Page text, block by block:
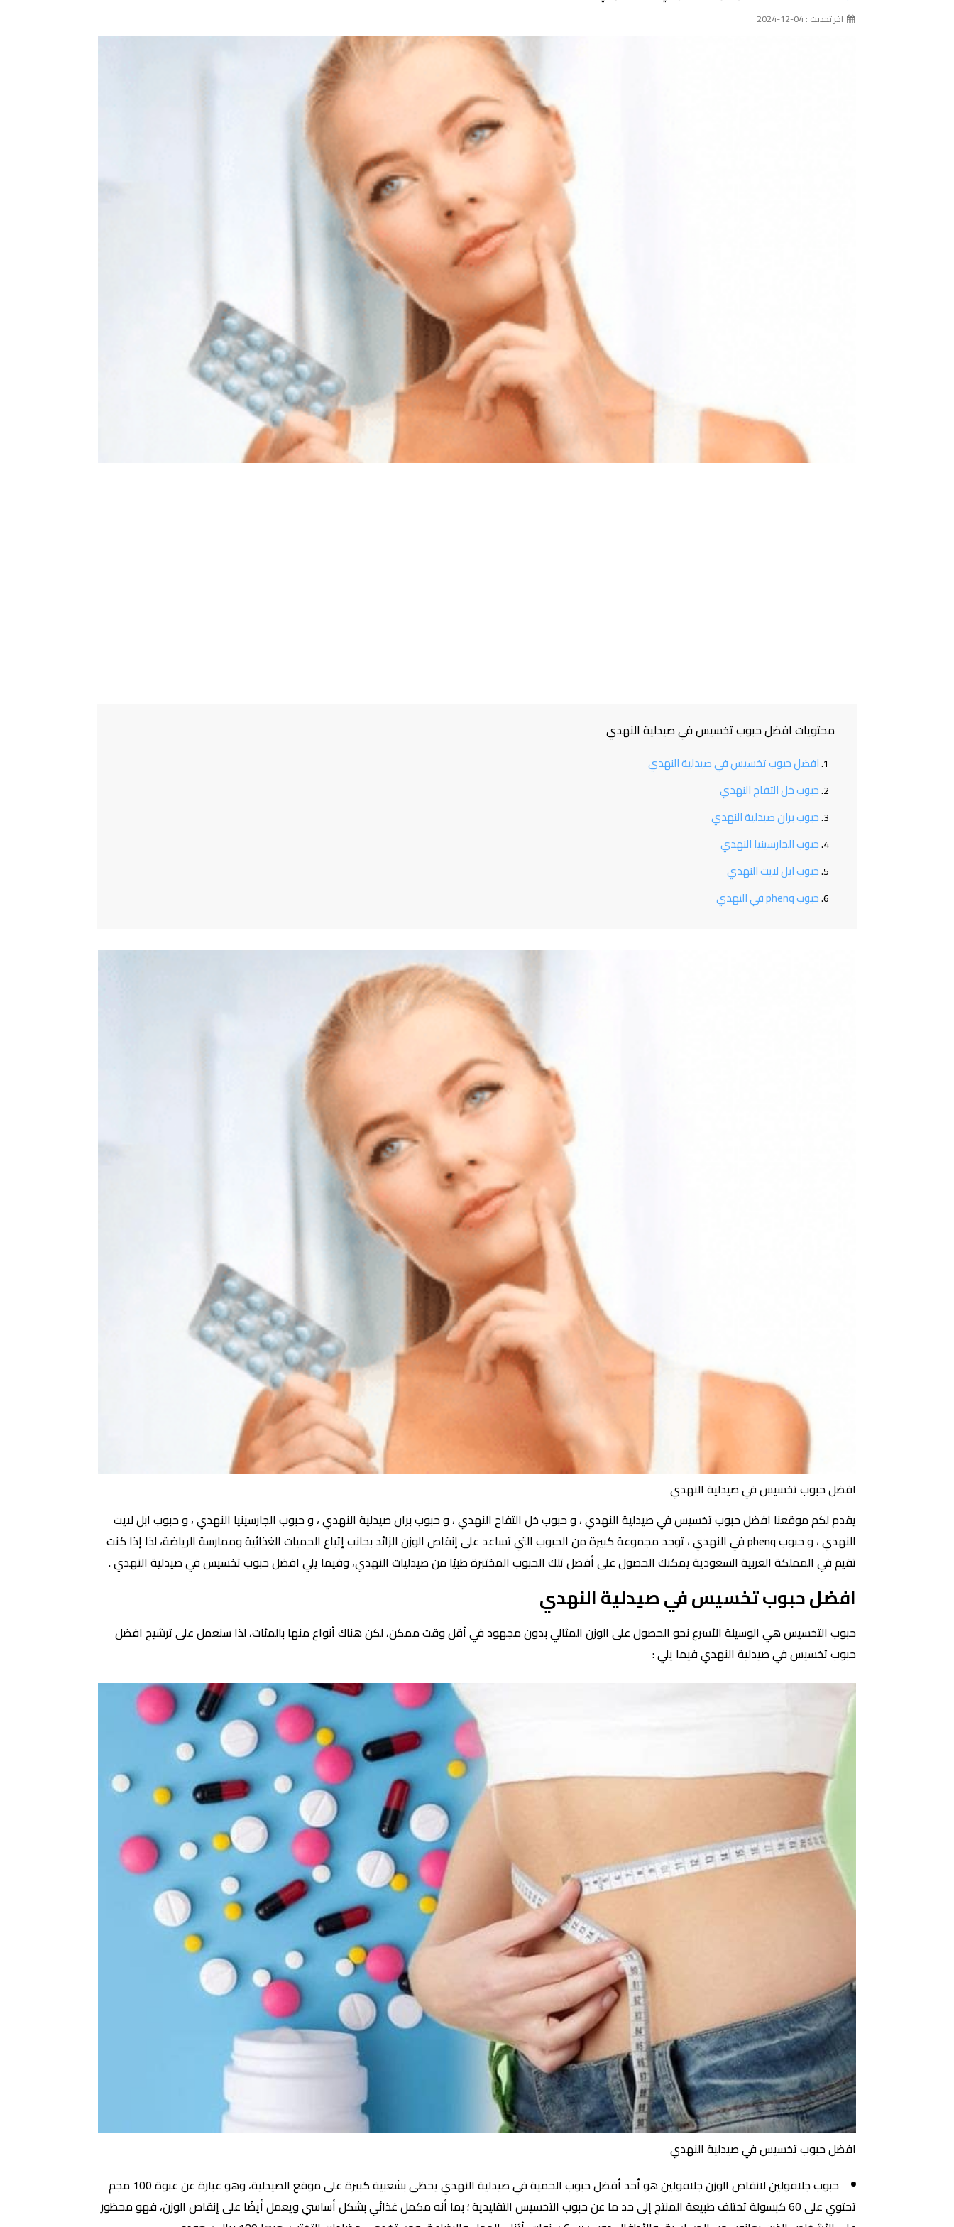
اخر تحديث : 04-12-2024
محتويات افضل حبوب تخسيس في صيدلية النهدي
افضل حبوب تخسيس في صيدلية النهدي
حبوب خل التفاح النهدي
حبوب بران صيدلية النهدي
حبوب الجارسينيا النهدي
حبوب ابل لايت النهدي
حبوب phenq في النهدي
افضل حبوب تخسيس في صيدلية النهدي
يقدم لكم موقعنا افضل حبوب تخسيس في صيدلية النهدي ، و حبوب خل التفاح النهدي ، و حبوب بران صيدلية النهدي ، و حبوب الجارسينيا النهدي ، و حبوب ابل لايت
النهدي ، و حبوب phenq في النهدي ، توجد مجموعة كبيرة من الحبوب التي تساعد على إنقاص الوزن الزائد بجانب إتباع الحميات الغذائية وممارسة الرياضة، لذا إذا كنت
تقيم في المملكة العربية السعودية يمكنك الحصول على أفضل تلك الحبوب المختبرة طبيًا من صيدليات النهدي، وفيما يلي افضل حبوب تخسيس في صيدلية النهدي .
افضل حبوب تخسيس في صيدلية النهدي
حبوب التخسيس هي الوسيلة الأسرع نحو الحصول على الوزن المثالي بدون مجهود في أقل وقت ممكن، لكن هناك أنواع منها بالمئات، لذا سنعمل على ترشيح افضل
حبوب تخسيس في صيدلية النهدي فيما يلي :
افضل حبوب تخسيس في صيدلية النهدي
حبوب جلافولين لانقاص الوزن جلافولين هو أحد أفضل حبوب الحمية في صيدلية النهدي يحظى بشعبية كبيرة على موقع الصيدلية، وهو عبارة عن عبوة 100 مجم
تحتوي على 60 كبسولة تختلف طبيعة المنتج إلى حد ما عن حبوب التخسيس التقليدية ؛ بما أنه مكمل غذائي بشكل أساسي ويعمل أيضًا على إنقاص الوزن، فهو محظور